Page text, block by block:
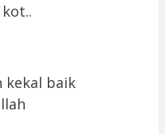
kekal baik